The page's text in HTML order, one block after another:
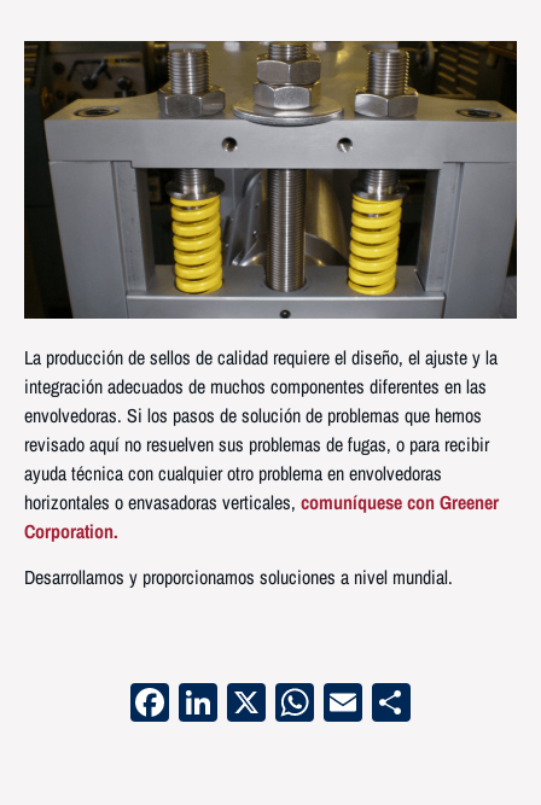
La producción de sellos de calidad requiere el diseño, el ajuste y la
integración adecuados de muchos componentes diferentes en las
envolvedoras. Si los pasos de solución de problemas que hemos
revisado aquí no resuelven sus problemas de fugas, o para recibir
ayuda técnica con cualquier otro problema en envolvedoras
horizontales o envasadoras verticales, comuníquese con Greener
Corporation.
Desarrollamos y proporcionamos soluciones a nivel mundial.
Facebook
LinkedIn
X WhatsApp
Email